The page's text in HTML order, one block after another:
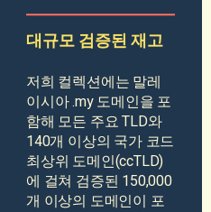
대규모 검증된 재고
저희 컬렉션에는 말레
이시아 .my 도메인을 포
함해 모든 주요 TLD와
140개 이상의 국가 코드
최상위 도메인(ccTLD)
에 걸쳐 검증된 150,000
개 이상의 도메인이 포